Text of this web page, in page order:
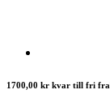
1700,00 kr kvar till fri